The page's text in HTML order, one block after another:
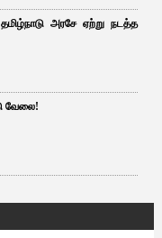
அரசே ஏற்று நடத்த
வேலை!